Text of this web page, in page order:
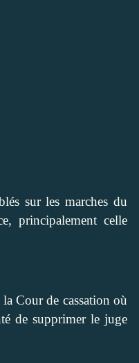
sur les marches du
principalement celle
Cour de cassation où
de supprimer le juge